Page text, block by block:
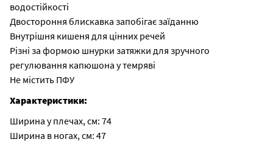
водостійкості
Двостороння блискавка запобігає заїданню
Внутрішня кишеня для цінних речей
Різні за формою шнурки затяжки для зручного
регулювання капюшона у темряві
Не містить ПФУ
Характеристики:
Ширина у плечах, см: 74
Ширина в ногах, см: 47